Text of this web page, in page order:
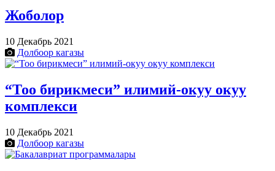
Жоболор
10 Декабрь 2021
Долбоор кагазы
“Тоо бирикмеси” илимий-окуу окуу
комплекси
10 Декабрь 2021
Долбоор кагазы